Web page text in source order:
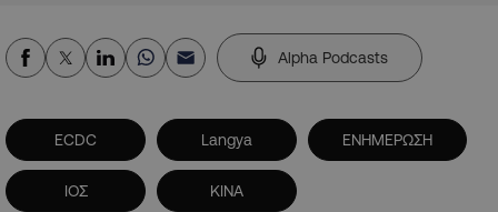
Alpha Podcasts
ECDC Langya ΕΝΗΜΕΡΩΣΗ
ΙΟΣ ΚΙΝΑ